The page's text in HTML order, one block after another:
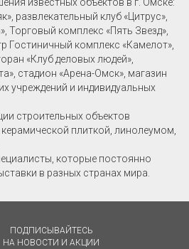
известных объектов в г. Омске:
развлекательный клуб «Цитрус»,
Торговый комплекс «Пять Звезд»,
Гостиничный комплекс «Камелот»,
«Клуб деловых людей»,
стадион «Арена-Омск», магазин
учреждений и индивидуальных
строительных объектов
плиткой, линолеумом,
которые постоянно
в разных странах мира.
ПОДПИСЫВАЙТЕСЬ
НА НОВОСТИ И АКЦИИ